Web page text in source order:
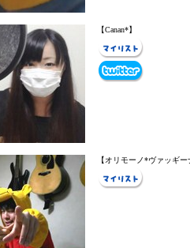
【Canan*】
【オリモーノ*ヴァッギー